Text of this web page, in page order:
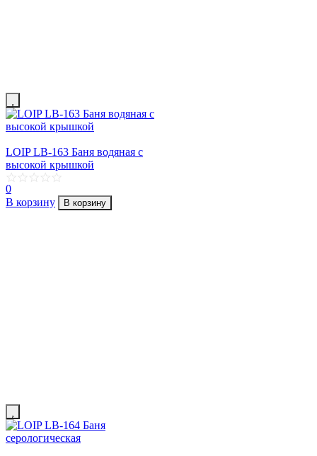
LOIP LB-163 Баня водяная с
высокой крышкой
0
В корзину
В корзину